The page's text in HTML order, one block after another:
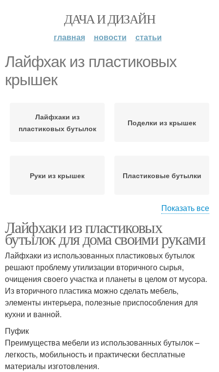
ДАЧА И ДИЗАЙН
главная новости статьи
Лайфхак из пластиковых
крышек
Лайфхаки из
пластиковых бутылок
Поделки из крышек
Руки из крышек Пластиковые бутылки
Контейнер из
пластиковой бутылки
пластиковых бутылок
Лайфхаки из бутылок
Поделки из
пластиковых бутылок
пластиковых бутылок
Показать все
Лайфхаки из пластиковых
бутылок для дома своими руками
Лайфхаки из использованных пластиковых бутылок
решают проблему утилизации вторичного сырья,
очищения своего участка и планеты в целом от мусора.
Из вторичного пластика можно сделать мебель,
элементы интерьера, полезные приспособления для
кухни и ванной.
Пуфик
Преимущества мебели из использованных бутылок –
легкость, мобильность и практически бесплатные
материалы изготовления.